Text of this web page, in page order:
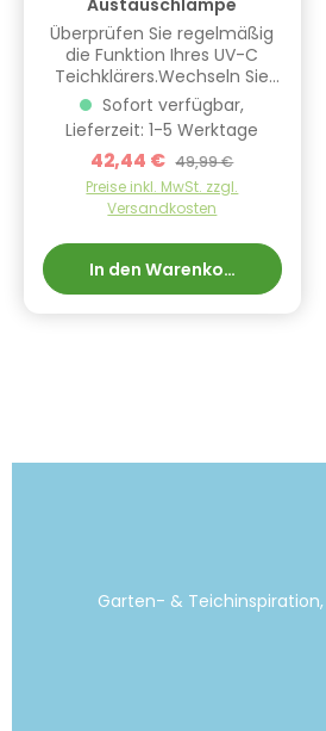
Überprüfen Sie regelmäßig
die Funktion Ihres UV-C
Teichklärers.Wechseln Sie
nach einer Teichsaison die
UVC Lampe, um eine
optimale Entkeimung und
Algenreduzierung zu
gewährleisten!Produkteigen
schaften: HEISSNER
Lebensdauer Einfach
Montage Typ: PL-L Sockel:
2G11 Leistung: 55 W Länge:
Group Deutschland GmbH,
vorhanden):
Sofort verfügbar,
Lieferzeit: 1-5 Werktage
Verkaufspreis:
42,44 € Regulärer Preis:
49,99 €
Preise inkl. MwSt. zzgl.
Versandkosten
In den Warenkorb
Garten- &